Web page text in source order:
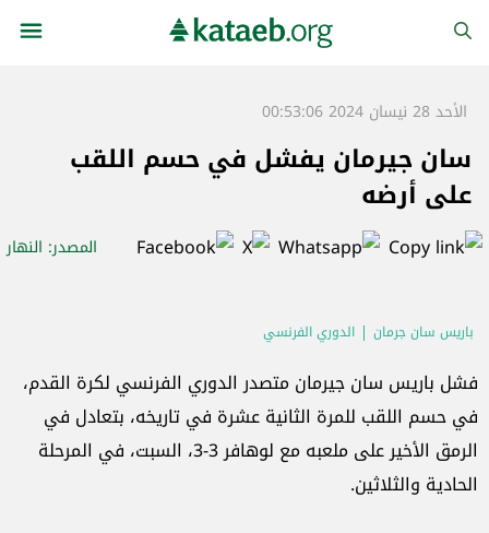
الأحد 28 نيسان 2024 00:53:06
سان جيرمان يفشل في حسم اللقب
على أرضه
المصدر: النهار
باريس سان جرمان الدوري الفرنسي
فشل باريس سان جيرمان متصدر الدوري الفرنسي لكرة القدم،
في حسم اللقب للمرة الثانية عشرة في تاريخه، بتعادل في
الرمق الأخير على ملعبه مع لوهافر 3-3، السبت، في المرحلة
الحادية والثلاثين.